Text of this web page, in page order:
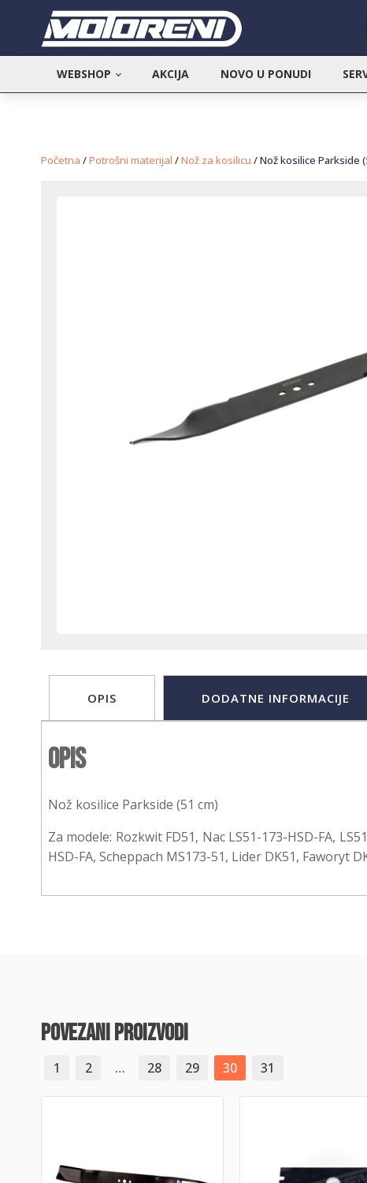
WEBSHOP AKCIJA NOVO U PONUDI
Početna /Potrošni materijal /Nož za kosilicu / Nož kosilice Parkside
OPIS DODATNE INFORMACIJE
Opis
Nož kosilice Parkside (51 cm)
Za modele: Rozkwit FD51, Nac LS51-173-HSD-FA,
HSD-FA, Scheppach MS173-51, Lider DK51, Faworyt
povezani proizvodi
1 2 … 28 29 30 31